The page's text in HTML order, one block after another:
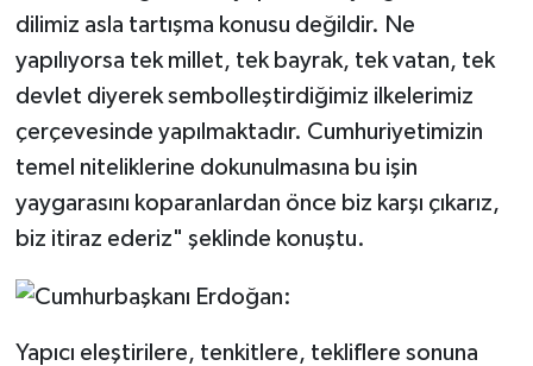
dilimiz asla tartışma konusu değildir. Ne
yapılıyorsa tek millet, tek bayrak, tek vatan, tek
devlet diyerek sembolleştirdiğimiz ilkelerimiz
çerçevesinde yapılmaktadır. Cumhuriyetimizin
temel niteliklerine dokunulmasına bu işin
yaygarasını koparanlardan önce biz karşı çıkarız,
biz itiraz ederiz" şeklinde konuştu.
Yapıcı eleştirilere, tenkitlere, tekliflere sonuna